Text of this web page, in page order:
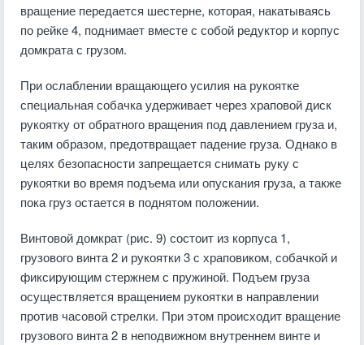
вращение передается шестерне, которая, накатываясь
по рейке 4, поднимает вместе с собой редуктор и корпус
домкрата с грузом.
При ослаблении вращающего усилия на рукоятке
специальная собачка удерживает через храповой диск
рукоятку от обратного вращения под давлением груза и,
таким образом, предотвращает падение груза. Однако в
целях безопасности запрещается снимать руку с
рукоятки во время подъема или опускания груза, а также
пока груз остается в поднятом положении.
Винтовой домкрат (рис. 9) состоит из корпуса 1,
грузового винта 2 и рукоятки 3 с храповиком, собачкой и
фиксирующим стержнем с пружиной. Подъем груза
осуществляется вращением рукоятки в направлении
против часовой стрелки. При этом происходит вращение
грузового винта 2 в неподвижном внутреннем винте и